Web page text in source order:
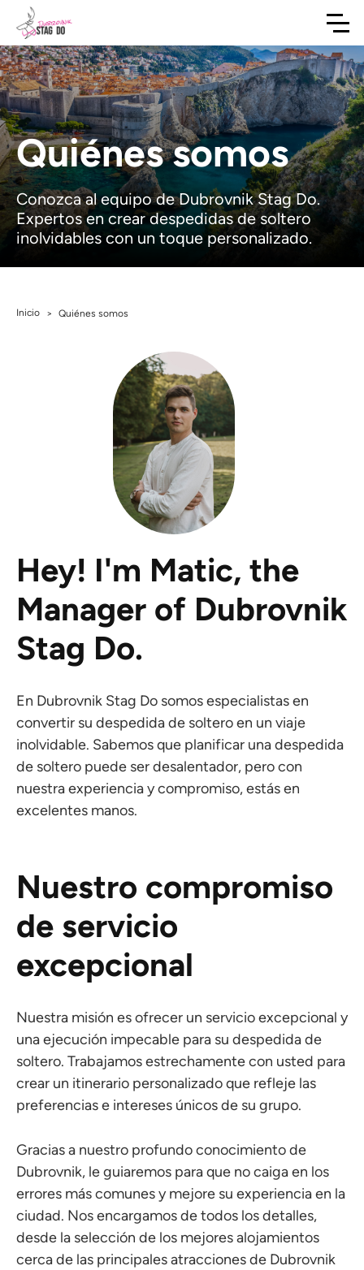
Quiénes somos
Conozca al equipo de Dubrovnik Stag Do.
Expertos en crear despedidas de soltero
inolvidables con un toque personalizado.
Inicio > Quiénes somos
Hey! I'm Matic, the
Manager of Dubrovnik
Stag Do.
En Dubrovnik Stag Do somos especialistas en
convertir su despedida de soltero en un viaje
inolvidable. Sabemos que planificar una despedida
de soltero puede ser desalentador, pero con
nuestra experiencia y compromiso, estás en
excelentes manos.
Nuestro compromiso
de servicio
excepcional
Nuestra misión es ofrecer un servicio excepcional y
una ejecución impecable para su despedida de
soltero. Trabajamos estrechamente con usted para
crear un itinerario personalizado que refleje las
preferencias e intereses únicos de su grupo.
Gracias a nuestro profundo conocimiento de
Dubrovnik, le guiaremos para que no caiga en los
errores más comunes y mejore su experiencia en la
ciudad. Nos encargamos de todos los detalles,
desde la selección de los mejores alojamientos
cerca de las principales atracciones de Dubrovnik